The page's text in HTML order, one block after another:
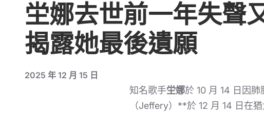
坣娜去世前一年失
揭露她最後遺願
2025 年 12 月 15 日
知名歌手坣娜於 10 月 14 日因
（Jeffery）**於 12 月 14 日在